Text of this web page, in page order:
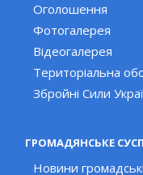
Оголошення
Фотогалерея
Відеогалерея
Територіальна
Збройні Сили
ГРОМАДЯНСЬКЕ
Новини